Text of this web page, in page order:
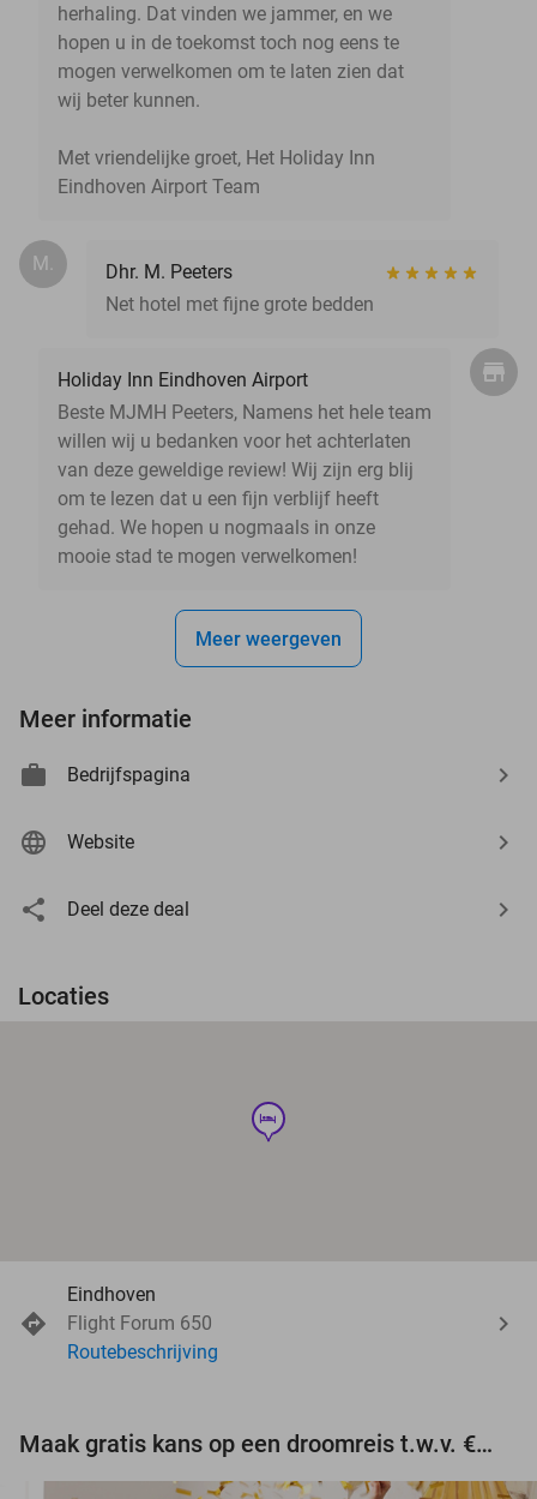
herhaling. Dat vinden we jammer, en we
hopen u in de toekomst toch nog eens te
mogen verwelkomen om te laten zien dat
wij beter kunnen.
Met vriendelijke groet, Het Holiday Inn
Eindhoven Airport Team
M.
Dhr. M. Peeters
Net hotel met fijne grote bedden
Holiday Inn Eindhoven Airport
Beste MJMH Peeters, Namens het hele team
willen wij u bedanken voor het achterlaten
van deze geweldige review! Wij zijn erg blij
om te lezen dat u een fijn verblijf heeft
gehad. We hopen u nogmaals in onze
mooie stad te mogen verwelkomen!
Meer weergeven
Meer informatie
Bedrijfspagina
Website
Deel deze deal
Locaties
hotel
Eindhoven
Flight Forum 650
Routebeschrijving
Maak gratis kans op een droomreis t.w.v. €3.000!